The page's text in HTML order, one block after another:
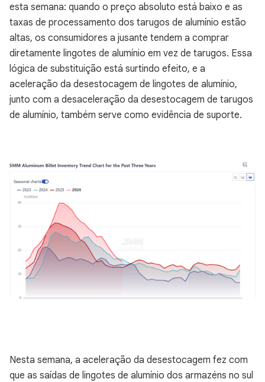
esta semana: quando o preço absoluto está baixo e as
taxas de processamento dos tarugos de alumínio estão
altas, os consumidores a jusante tendem a comprar
diretamente lingotes de alumínio em vez de tarugos. Essa
lógica de substituição está surtindo efeito, e a
aceleração da desestocagem de lingotes de alumínio,
junto com a desaceleração da desestocagem de tarugos
de alumínio, também serve como evidência de suporte.
Nesta semana, a aceleração da desestocagem fez com
que as saídas de lingotes de alumínio dos armazéns no sul